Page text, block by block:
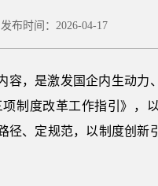
时间：2026-04-17
，是激发国企内生动力
制度改革工作指引》，
、定规范，以制度创新